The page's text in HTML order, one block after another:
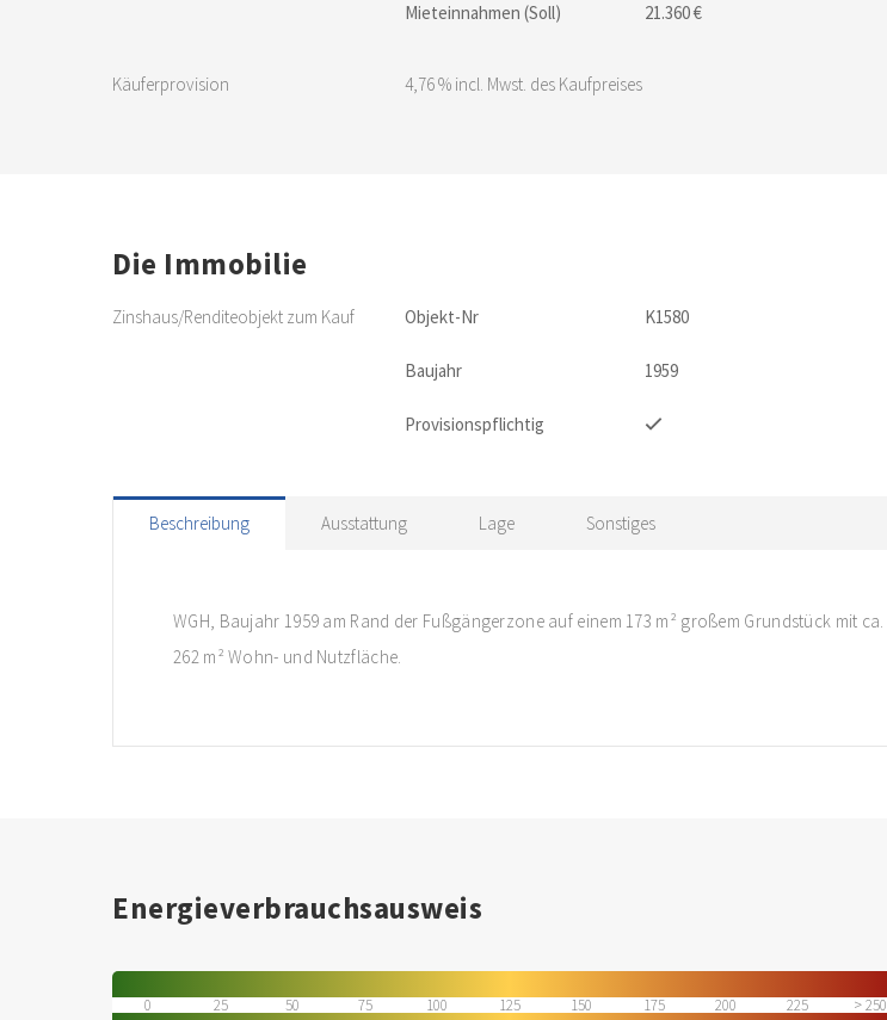
Mieteinnahmen (Soll) 21.360 €
Käuferprovision 4,76 % incl. Mwst. des Kaufpreises
Die Immobilie
Zinshaus/Renditeobjekt zum Kauf Objekt-Nr K1580
Baujahr 1959
Provisionspflichtig
Beschreibung Ausstattung Lage Sonstiges
WGH, Baujahr 1959 am Rand der Fußgängerzone auf einem 173 m² großem Grundstück mit ca.
262 m² Wohn- und Nutzfläche.
Energieverbrauchsausweis
0 25 50 75 100 125 150 175 200 225 250